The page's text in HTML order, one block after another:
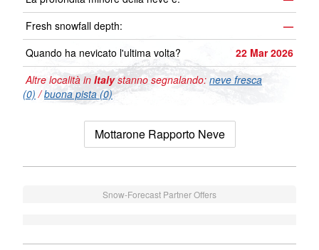
Fresh snowfall depth:
—
Quando ha nevicato l'ultima volta?
22 Mar 2026
Altre località in Italystanno segnalando: neve fresca
(0) /buona pista (0)
Mottarone Rapporto Neve
Snow-Forecast Partner Offers